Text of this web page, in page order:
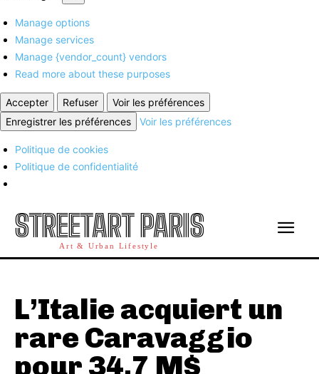
Manage options
Manage services
Manage {vendor_count} vendors
Read more about these purposes
Accepter Refuser
Voir les préférences
Enregistrer les préférences
Voir les préférences
Politique de cookies
Politique de confidentialité
STREETART PARIS
Art & Urban Lifestyle
L’Italie acquiert un
rare Caravaggio
pour 34,7 M$